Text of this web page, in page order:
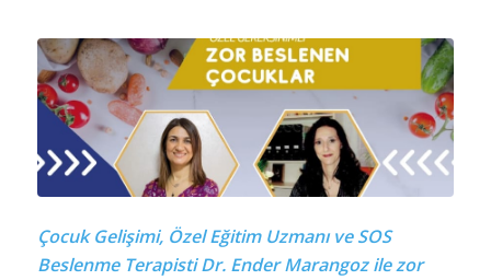
Çocuk Gelişimi, Özel Eğitim Uzmanı ve SOS
Beslenme Terapisti Dr. Ender Marangoz ile zor